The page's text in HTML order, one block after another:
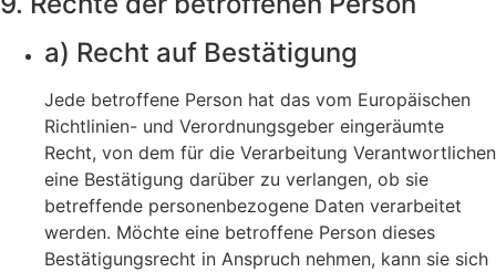
a) Recht auf Bestätigung
Jede betroffene Person hat das vom Europäischen
Richtlinien- und Verordnungsgeber eingeräumte
Recht, von dem für die Verarbeitung Verantwortlichen
eine Bestätigung darüber zu verlangen, ob sie
betreffende personenbezogene Daten verarbeitet
werden. Möchte eine betroffene Person dieses
Bestätigungsrecht in Anspruch nehmen, kann sie sich